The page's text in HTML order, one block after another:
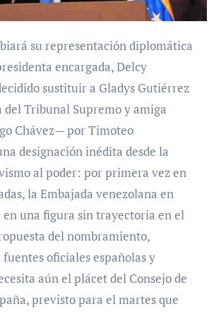
encargada, Delcy
sustituir a Gladys Gutiérrez
Tribunal Supremo y amiga
Chávez— por Timoteo
designación inédita desde la
al poder: por primera vez en
la Embajada venezolana en
una figura sin trayectoria en el
del nombramiento,
oficiales españolas y
aún el plácet del Consejo de
previsto para el martes que